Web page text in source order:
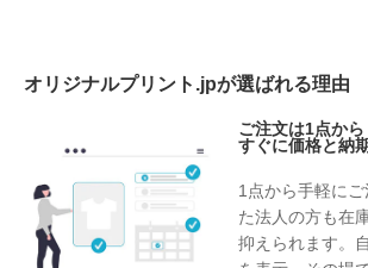
オリジナルプリント.jpが選ばれる理由
ご注文は1点から
すぐに価格と納
1点から手軽に
た法人の方も在
抑えられます。